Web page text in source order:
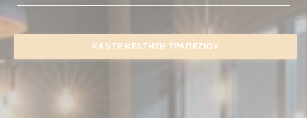
ΚΆΝΤΕ ΚΡΆΤΗΣΗ ΤΡΑΠΕΖΙΟΎ